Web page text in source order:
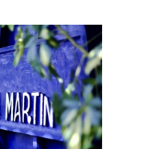
et appétissante
qu’il est même
aurez le choix
salades ( de